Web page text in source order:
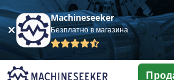
Machineseeker
Безплатно в магазина